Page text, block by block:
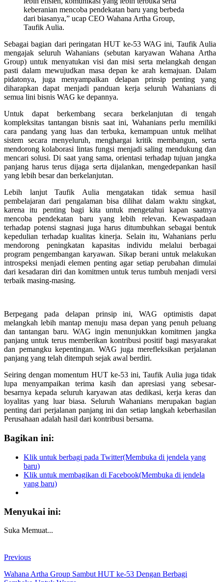
keberanian mencoba pendekatan baru yang berbeda
dari biasanya,” ucap CEO Wahana Artha Group,
Taufik Aulia.
Sebagai bagian dari peringatan HUT ke-53 WAG ini, Taufik Aulia
mengajak seluruh Wahanians (sebutan karyawan Wahana Artha
Group) untuk menyatukan visi dan misi serta melangkah dengan
pasti dalam mewujudkan masa depan ke arah kemajuan. Dalam
pidatonya, juga menyampaikan delapan prinsip penting yang
diharapkan dapat menjadi panduan kerja seluruh Wahanians di
semua lini bisnis WAG ke depannya.
Untuk dapat berkembang secara berkelanjutan di tengah
kompleksitas tantangan bisnis saat ini, Wahanians perlu memiliki
cara pandang yang luas dan terbuka, kemampuan untuk melihat
sistem secara menyeluruh, menghargai kritik membangun, serta
mendorong kolaborasi lintas fungsi menjadi saling mendukung dan
mencari solusi. Di saat yang sama, orientasi terhadap tujuan jangka
panjang harus terus dijaga serta dijalankan, mengedepankan hasil
yang lebih besar dan berkelanjutan.
Lebih lanjut Taufik Aulia mengatakan tidak semua hasil
pembelajaran dari pengalaman bisa dilihat dalam waktu singkat,
karena itu penting bagi kita untuk mengetahui kapan saatnya
mencoba pendekatan baru yang lebih relevan. Kewaspadaan
terhadap potensi stagnasi juga harus ditumbuhkan sebagai bentuk
kepedulian terhadap kualitas kinerja. Selain itu, Wahanians perlu
mendorong peningkatan kapasitas individu melalui berbagai
program pengembangan karyawan. Sikap berani untuk melakukan
introspeksi menjadi elemen penting agar setiap perubahan dimulai
dari kesadaran diri dan komitmen untuk terus tumbuh menjadi versi
terbaik masing-masing.
Berpegang pada delapan prinsip ini, WAG optimistis dapat
melangkah lebih mantap menuju masa depan yang penuh peluang
dan tantangan baru. WAG ingin menunjukkan komitmen jangka
panjang untuk terus memberikan kontribusi positif bagi masyarakat
dan pemangku kepentingan. WAG juga merefleksikan perjalanan
panjang yang telah ditempuh sejak awal berdiri.
Seiring dengan momentum HUT ke-53 ini, Taufik Aulia juga tidak
lupa menyampaikan terima kasih dan apresiasi yang sebesar-
besarnya kepada seluruh karyawan atas dedikasi, kerja keras dan
loyalitas yang luar biasa. Seluruh Wahanians merupakan bagian
penting dari perjalanan panjang ini dan setiap langkah keberhasilan
Perusahaan adalah hasil dari kontribusi bersama.
Bagikan ini:
Klik untuk berbagi pada Twitter(Membuka di jendela yang
baru)
Klik untuk membagikan di Facebook(Membuka di jendela
yang baru)
Menyukai ini:
Suka Memuat...
Previous
Wahana Artha Group Sambut HUT ke-53 Dengan Berbagi